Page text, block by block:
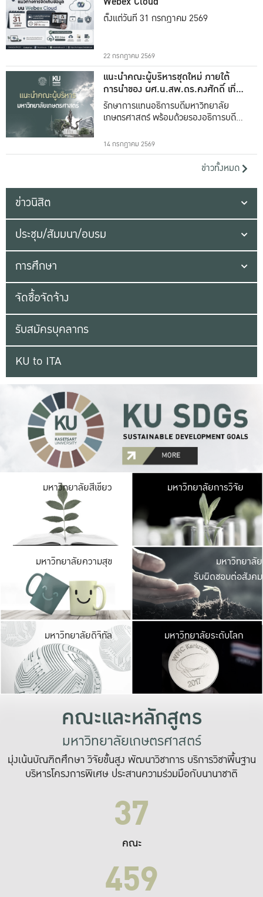
ตั้งแต่วันที่ 31 กรกฎาคม 2569
22 กรกฎาคม 2569
แนะนำคณะผู้บริหารชุดใหม่ ภายใต้
การนำของ ผศ.น.สพ.ดร.คงศักดิ์ เที่ยง
ธรรม
รักษาการแทนอธิการบดีมหาวิทยาลัย
เกษตรศาสตร์ พร้อมด้วยรองอธิการบดีทั้ง
14 กรกฎาคม 2569
ข่าวทั้งหมด
ข่าวนิสิต
ประชุม/สัมมนา/อบรม
การศึกษา
จัดซื้อจัดจ้าง
รับสมัครบุคลากร
KU to ITA
มหาวิทยาลัยสีเขียว มหาวิ
มีพื้นที่เขียวสดใส
เป็นป่าในเมือง เกษต
มหาวิทยาลัยการวิจัย
มหาวิทยาลัยความสุข มหาวิ
ค
เปิดประ
และพบเรื่องราวใ
มหาวิทยาลัย
รับผิดชอบต่อสังคม
มหาวิทยาลัยดิจิทัล มหาวิ
เปลี่ยนแปลง แล
เพื่อทำง
ระบบสารสนเทศ
มหาวิทยาลัยระดับโลก
คณะและหลักสูตร
มหาวิทยาลัยเกษตรศาสตร์
มุ่งเน้นบัณฑิตศึกษา วิจัยขั้นสูง พัฒนาวิชาการ บริการวิชาพื้นฐาน
บริหารโครงการพิเศษ ประสานความร่วมมือกับนานาชาติ
37
คณะ
459